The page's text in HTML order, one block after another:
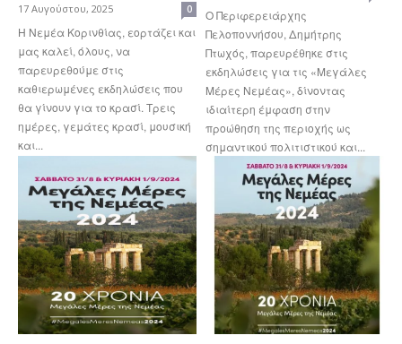
17 Αυγούστου, 2025 0
Η Νεμέα Κορινθίας, εορτάζει και
μας καλεί, όλους, να
παρευρεθούμε στις
καθιερωμένες εκδηλώσεις που
θα γίνουν για το κρασί. Τρεις
ημέρες, γεμάτες κρασί, μουσική
και...
Ο Περιφερειάρχης
Πελοποννήσου, Δημήτρης
Πτωχός, παρευρέθηκε στις
εκδηλώσεις για τις «Μεγάλες
Μέρες Νεμέας», δίνοντας
ιδιαίτερη έμφαση στην
προώθηση της περιοχής ως
σημαντικού πολιτιστικού και...